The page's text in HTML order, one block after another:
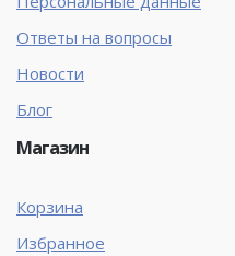
Ответы на вопросы
Новости
Блог
Магазин
Корзина
Избранное